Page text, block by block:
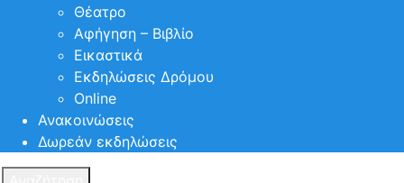
Θέατρο
Αφήγηση – Βιβλίο
Εικαστικά
Εκδηλώσεις Δρόμου
Online
Ανακοινώσεις
Δωρεάν εκδηλώσεις